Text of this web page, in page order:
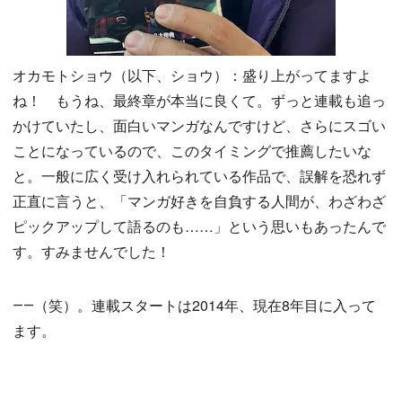
オカモトショウ（以下、ショウ）：盛り上がってますよ
ね！ もうね、最終章が本当に良くて。ずっと連載も追っ
かけていたし、面白いマンガなんですけど、さらにスゴい
ことになっているので、このタイミングで推薦したいな
と。一般に広く受け入れられている作品で、誤解を恐れず
正直に言うと、「マンガ好きを自負する人間が、わざわざ
ピックアップして語るのも……」という思いもあったんで
す。すみませんでした！
――（笑）。連載スタートは2014年、現在8年目に入って
ます。